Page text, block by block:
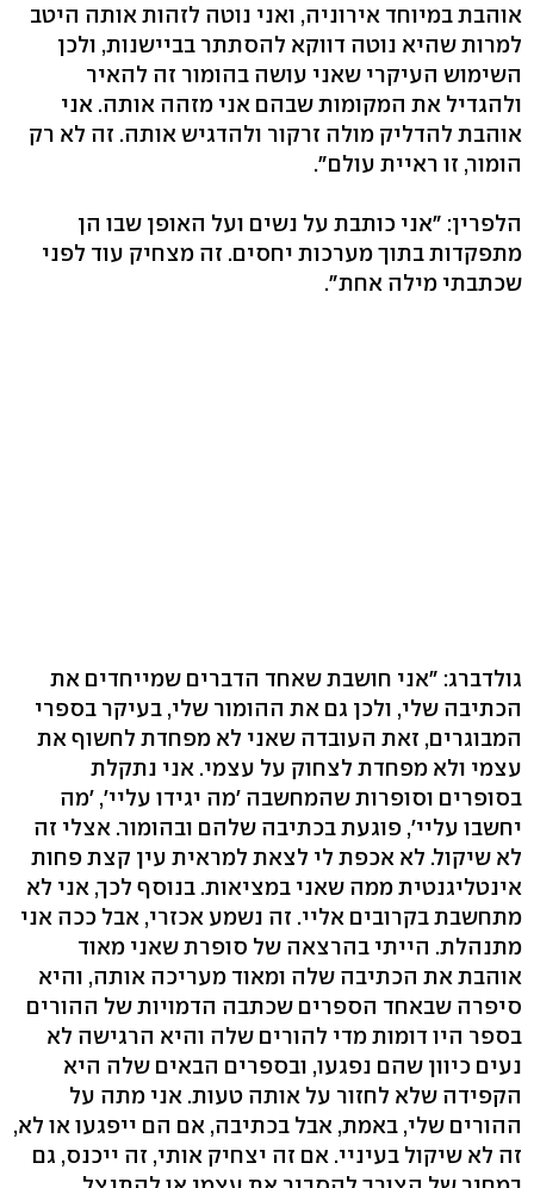
אוהבת במיוחד אירוניה, ואני נוטה לזהות אותה היטב
למרות שהיא נוטה דווקא להסתתר בביישנות, ולכן
השימוש העיקרי שאני עושה בהומור זה להאיר
ולהגדיל את המקומות שבהם אני מזהה אותה. אני
אוהבת להדליק מולה זרקור ולהדגיש אותה. זה לא רק
הומור, זו ראיית עולם".
הלפרין: "אני כותבת על נשים ועל האופן שבו הן
מתפקדות בתוך מערכות יחסים. זה מצחיק עוד לפני
שכתבתי מילה אחת".
גולדברג: "אני חושבת שאחד הדברים שמייחדים את
הכתיבה שלי, ולכן גם את ההומור שלי, בעיקר בספרי
המבוגרים, זאת העובדה שאני לא מפחדת לחשוף את
עצמי ולא מפחדת לצחוק על עצמי. אני נתקלת
בסופרים וסופרות שהמחשבה 'מה יגידו עליי', 'מה
יחשבו עליי', פוגעת בכתיבה שלהם ובהומור. אצלי זה
לא שיקול. לא אכפת לי לצאת למראית עין קצת פחות
אינטליגנטית ממה שאני במציאות. בנוסף לכך, אני לא
מתחשבת בקרובים אליי. זה נשמע אכזרי, אבל ככה אני
מתנהלת. הייתי בהרצאה של סופרת שאני מאוד
אוהבת את הכתיבה שלה ומאוד מעריכה אותה, והיא
סיפרה שבאחד הספרים שכתבה הדמויות של ההורים
בספר היו דומות מדי להורים שלה והיא הרגישה לא
נעים כיוון שהם נפגעו, ובספרים הבאים שלה היא
הקפידה שלא לחזור על אותה טעות. אני מתה על
ההורים שלי, באמת, אבל בכתיבה, אם הם ייפגעו או לא,
זה לא שיקול בעיניי. אם זה יצחיק אותי, זה ייכנס, גם